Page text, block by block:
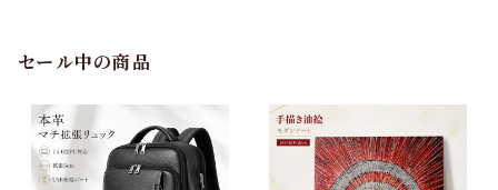
705_ee
セール中の商品